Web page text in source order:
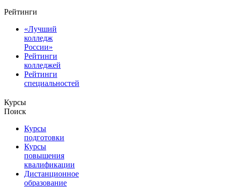
Рейтинги
«Лучший
колледж
России»
Рейтинги
колледжей
Рейтинги
специальностей
Курсы
Поиск
Курсы
подготовки
Курсы
повышения
квалификации
Дистанционное
образование